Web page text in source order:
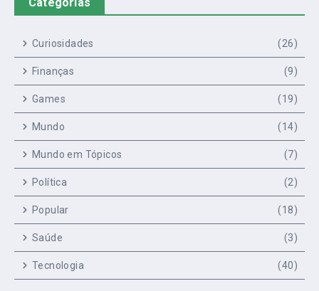
Curiosidades (26)
Finanças (9)
Games (19)
Mundo (14)
Mundo em Tópicos (7)
Política (2)
Popular (18)
Saúde (3)
Tecnologia (40)